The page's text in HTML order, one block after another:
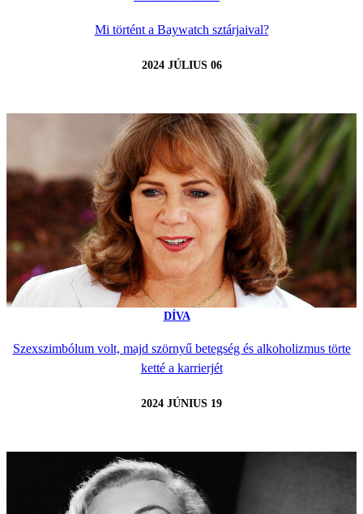
Mi történt a Baywatch sztárjaival?
2024 JÚLIUS 06
DÍVA
Szexszimbólum volt, majd szörnyű betegség és alkoholizmus törte
ketté a karrierjét
2024 JÚNIUS 19